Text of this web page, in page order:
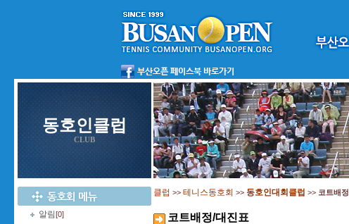
동호인클럽
CLUB
알림[0]
클럽 >> 테니스동호회 >> 동호인대회클럽 >> 코트배
코트배정/대진표